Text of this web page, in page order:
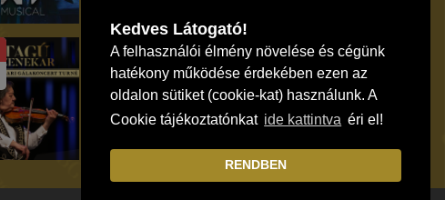
Kedves Látogató!
A felhasználói élmény növelése és cégünk
hatékony működése érdekében ezen az
oldalon sütiket (cookie-kat) használunk. A
Cookie tájékoztatónkat ide kattintva éri el!
RENDBEN